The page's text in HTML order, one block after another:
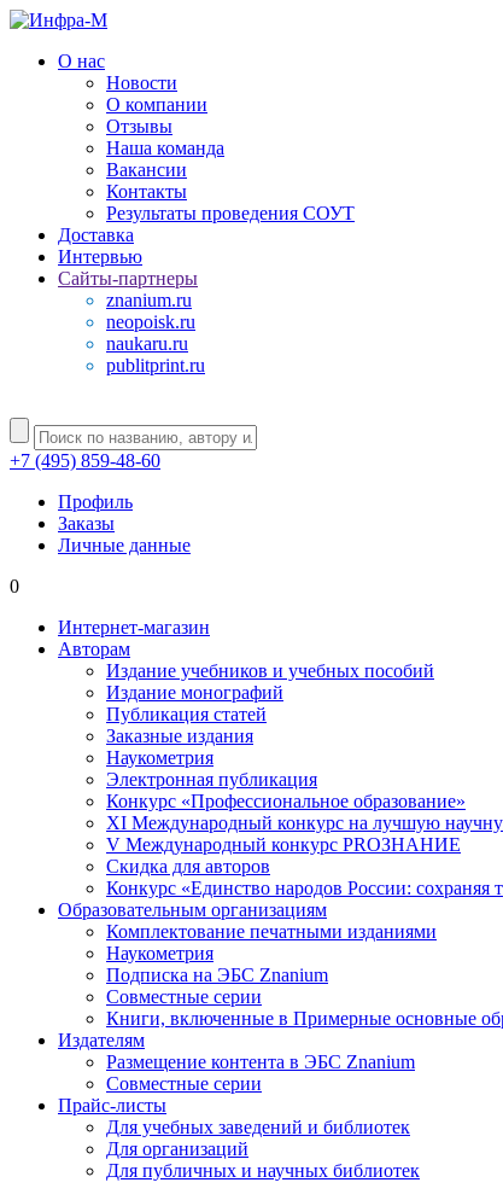
О нас
Новости
О компании
Отзывы
Наша команда
Вакансии
Контакты
Результаты проведения СОУТ
Доставка
Интервью
Сайты-партнеры
znanium.ru
neopoisk.ru
naukaru.ru
publitprint.ru
+7 (495) 859-48-60
Профиль
Заказы
Личные данные
0
Интернет-магазин
Авторам
Издание учебников и учебных пособий
Издание монографий
Публикация статей
Заказные издания
Наукометрия
Электронная публикация
Конкурс «Профессиональное образование»
XI Международный конкурс на лучшую
V Международный конкурс PROЗНАНИЕ
Скидка для авторов
Конкурс «Единство народов России: сохраняя
Образовательным организациям
Комплектование печатными изданиями
Наукометрия
Подписка на ЭБС Znanium
Совместные серии
Книги, включенные в Примерные основные
Издателям
Размещение контента в ЭБС Znanium
Совместные серии
Прайс-листы
Для учебных заведений и библиотек
Для организаций
Для публичных и научных библиотек